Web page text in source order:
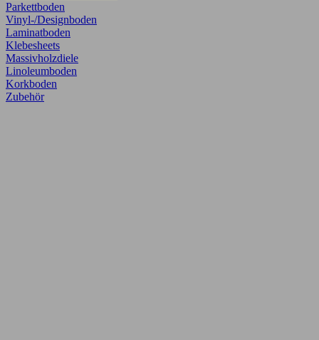
Parkettboden
Vinyl-/Designboden
Laminatboden
Klebesheets
Massivholzdiele
Linoleumboden
Korkboden
Zubehör